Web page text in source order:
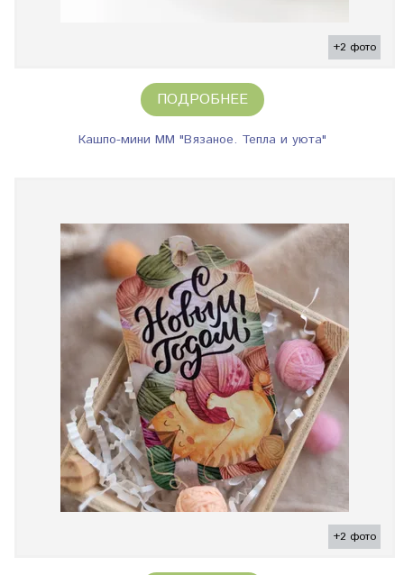
+2 фото
ПОДРОБНЕЕ
Кашпо-мини ММ "Вязаное. Тепла и уюта"
+2 фото